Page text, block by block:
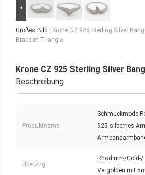
Großes Bild : Krone CZ 925 Sterling Silver
Bracelet Triangle
Krone CZ 925 Sterling Silver
Beschreibung
Produktname:
Schmuckmode-
925 silbernes
Überzug:
Rhodium-/
Vergolden mit